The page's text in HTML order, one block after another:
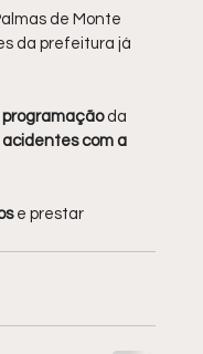
de Monte
da prefeitura já
programação da
acidentes com a
e prestar